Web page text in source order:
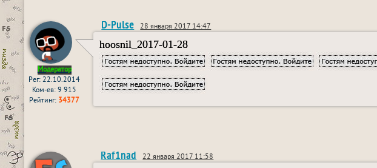
Модератор
Рег: 22.10.2014
Ком-ев: 9 915
Рейтинг: 34377
D-Pulse 28 января 2017 14:47
hoosnil_2017-01-28
Raf1nad 22 января 2017 11:58